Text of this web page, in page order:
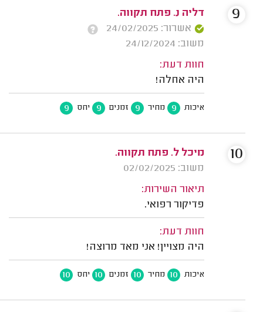
דליה נ. פתח תקווה.
אשרור: 24/02/2025
משוב: 24/12/2024
חוות דעת:
היה אחלה!
איכות 9 מחיר 9 זמנים 9 יחס 9
9
מיכל ל. פתח תקווה.
משוב: 02/02/2025
תיאור השירות:
פדיקור רפואי.
חוות דעת:
היה מצויין! אני מאד מרוצה!
איכות 10 מחיר 10 זמנים 10 יחס 10
10